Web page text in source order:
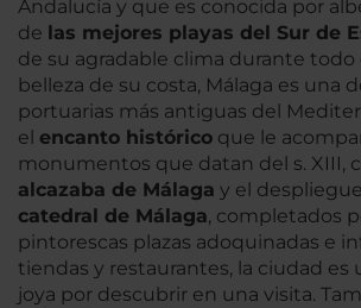
Andalucía y que es conocida por
de las mejores playas del Sur de
de su agradable clima durante todo
belleza de su costa, Málaga es una
portuarias más antiguas del
el encanto histórico que le
monumentos que datan del s. XIII,
alcazaba de Málaga y el
catedral de Málaga, completados
pintorescas plazas adoquinadas e
tiendas y restaurantes, la ciudad es
joya por descubrir en una visita.